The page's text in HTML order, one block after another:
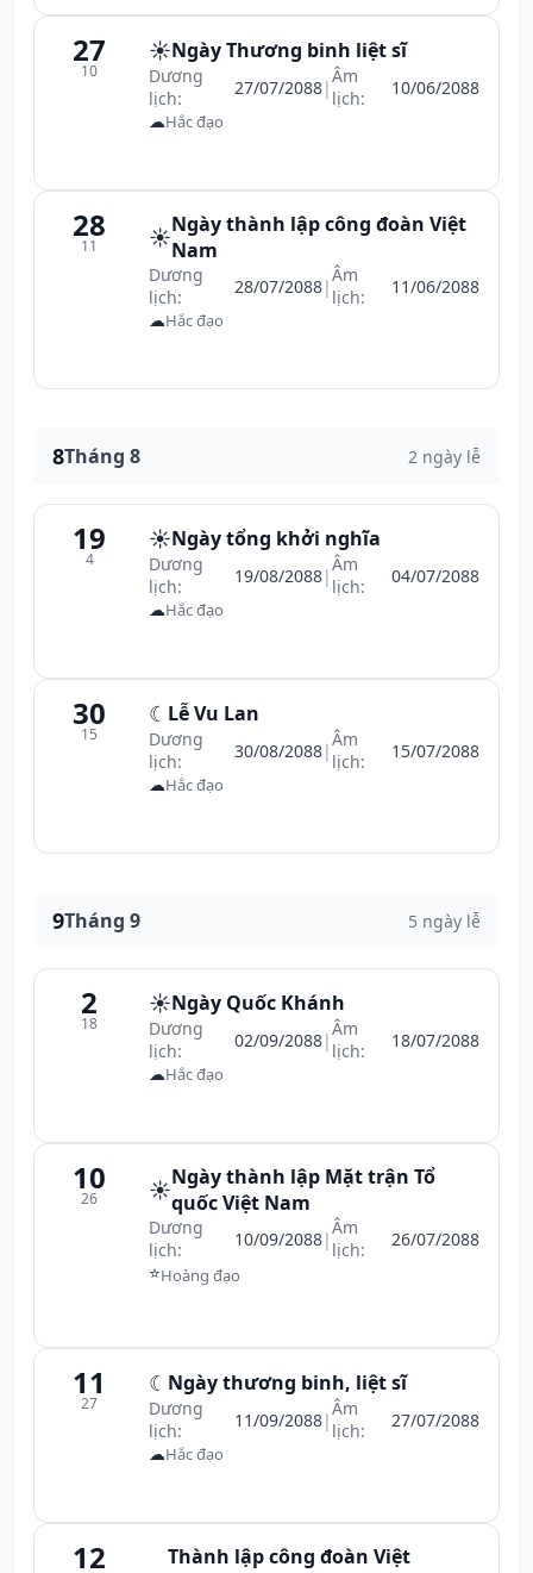
27
10
☀️Ngày Thương binh liệt sĩ
Dương
lịch:
27/07/2088|Âm
lịch:
10/06/2088
☁Hắc đạo
28
11 ☀️Ngày thành lập công đoàn Việt
Nam
Dương
lịch:
28/07/2088|Âm
lịch:
11/06/2088
☁Hắc đạo
8Tháng 8 2 ngày lễ
19
4
☀️Ngày tổng khởi nghĩa
Dương
lịch:
19/08/2088|Âm
lịch:
04/07/2088
☁Hắc đạo
30
15
☾ Lễ Vu Lan
Dương
lịch:
30/08/2088|Âm
lịch:
15/07/2088
☁Hắc đạo
9Tháng 9 5 ngày lễ
2
18
☀️Ngày Quốc Khánh
Dương
lịch:
02/09/2088|Âm
lịch:
18/07/2088
☁Hắc đạo
10
26 ☀️Ngày thành lập Mặt trận Tổ
quốc Việt Nam
Dương
lịch:
10/09/2088|Âm
lịch:
26/07/2088
⭐Hoàng đạo
11
27
☾ Ngày thương binh, liệt sĩ
Dương
lịch:
11/09/2088|Âm
lịch:
27/07/2088
☁Hắc đạo
12
Thành lập công đoàn Việt